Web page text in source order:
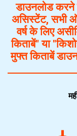
डाउनलोड करने
असिस्टेंट, सभी
वर्ष के लिए
किताबें" या
मुफ्त किताबें